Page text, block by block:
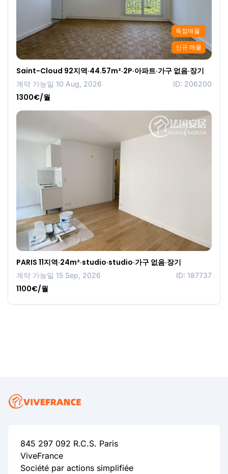
독점매물
신규 매물
Saint-Cloud 92지역·44.57m²·2P·아파트·가구 없음·장기
계약 가능일 10 Aug, 2026 ID: 206200
1300€/월
PARIS 11지역·24m²·studio·studio·가구 없음·장기
계약 가능일 15 Sep, 2026 ID: 187737
1100€/월
845 297 092 R.C.S. Paris
ViveFrance
Société par actions simplifiée